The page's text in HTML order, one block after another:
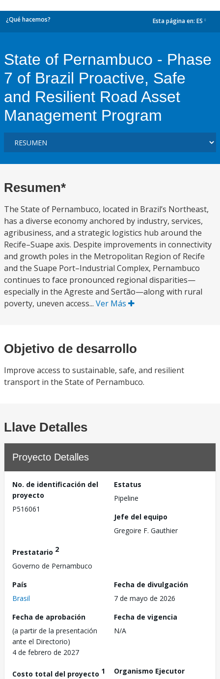
¿Qué hacemos? Esta página en: ES
State of Pernambuco - Phase
7 of Brazil Proactive, Safe
and Resilient Road Asset
Management Program
Resumen*
The State of Pernambuco, located in Brazil’s Northeast,
has a diverse economy anchored by industry, services,
agribusiness, and a strategic logistics hub around the
Recife–Suape axis. Despite improvements in connectivity
and growth poles in the Metropolitan Region of Recife
and the Suape Port–Industrial Complex, Pernambuco
continues to face pronounced regional disparities—
especially in the Agreste and Sertão—along with rural
poverty, uneven access... Ver Más
Objetivo de desarrollo
Improve access to sustainable, safe, and resilient
transport in the State of Pernambuco.
Llave Detalles
Proyecto Detalles
No. de identificación del
proyecto
P516061
Estatus
Pipeline
Jefe del equipo
Gregoire F. Gauthier
Prestatario 2
Governo de Pernambuco
País
Brasil
Fecha de divulgación
7 de mayo de 2026
Fecha de aprobación
(a partir de la presentación
ante el Directorio)
4 de febrero de 2027
Fecha de vigencia
N/A
Costo total del proyecto 1
Organismo Ejecutor